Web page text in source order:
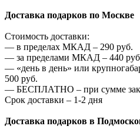
Доставка подарков по Москве
Стоимость доставки:
— в пределах МКАД – 290 руб.
— за пределами МКАД – 440
— «день в день» или
500 руб.
— БЕСПЛАТНО – при сумме
Срок доставки – 1-2 дня
Доставка подарков в